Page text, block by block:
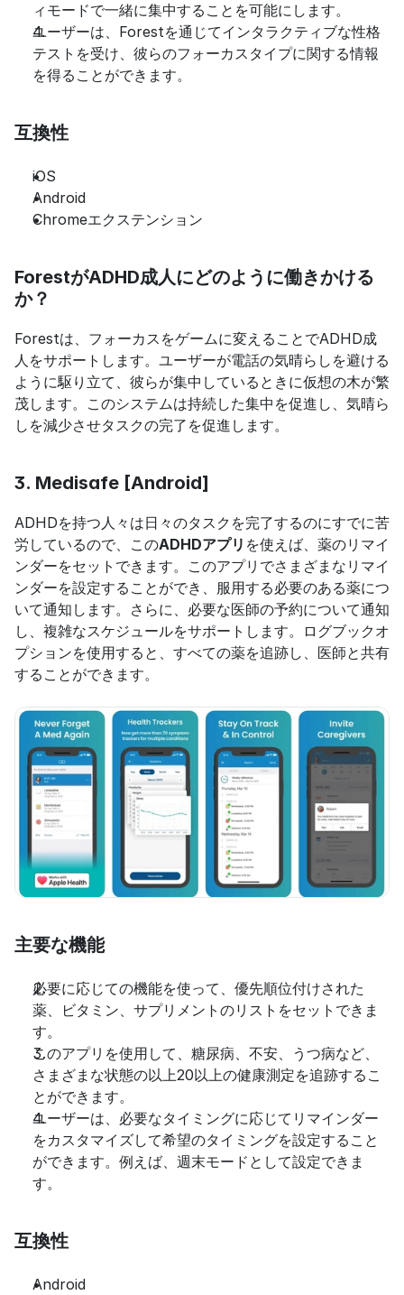
ィモードで一緒に集中することを可能にします。
ユーザーは、Forestを通じてインタラクティブな性格
テストを受け、彼らのフォーカスタイプに関する情報
を得ることができます。
互換性
iOS
Android
Chromeエクステンション
ForestがADHD成人にどのように働きかける
か？
Forestは、フォーカスをゲームに変えることでADHD成
人をサポートします。ユーザーが電話の気晴らしを避ける
ように駆り立て、彼らが集中しているときに仮想の木が繁
茂します。このシステムは持続した集中を促進し、気晴ら
しを減少させタスクの完了を促進します。
3. Medisafe [Android]
ADHDを持つ人々は日々のタスクを完了するのにすでに苦
労しているので、このADHDアプリ を使えば、薬のリマイ
ンダーをセットできます。このアプリでさまざまなリマイ
ンダーを設定することができ、服用する必要のある薬につ
いて通知します。さらに、必要な医師の予約について通知
し、複雑なスケジュールをサポートします。ログブックオ
プションを使用すると、すべての薬を追跡し、医師と共有
することができます。
主要な機能
必要に応じての機能を使って、優先順位付けされた
薬、ビタミン、サプリメントのリストをセットできま
す。
このアプリを使用して、糖尿病、不安、うつ病など、
さまざまな状態の以上20以上の健康測定を追跡するこ
とができます。
ユーザーは、必要なタイミングに応じてリマインダー
をカスタマイズして希望のタイミングを設定すること
ができます。例えば、週末モードとして設定できま
す。
互換性
Android